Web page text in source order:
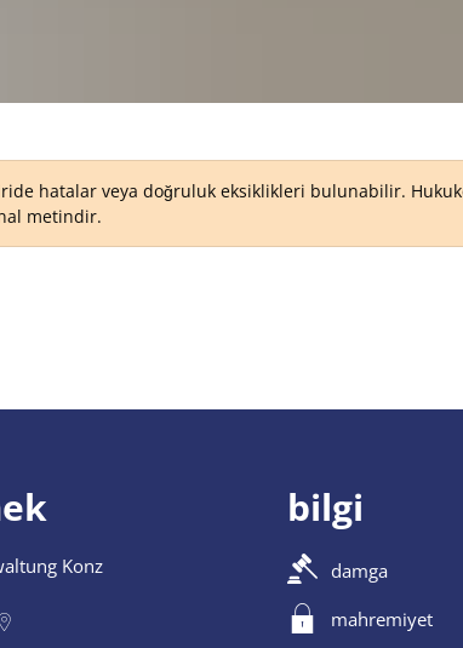
hatalar veya doğruluk eksiklikleri bulunabilir.
metindir.
Konz
bilgi
damga
mahremiyet